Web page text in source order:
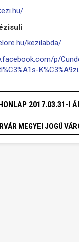
kezilabda/
p/
2017.03.31-I
MEGYEI JOGÚ